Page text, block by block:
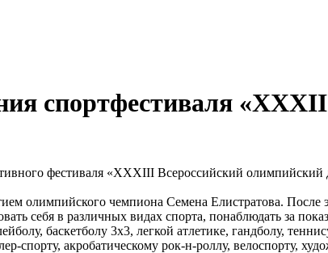
спортфестиваля
фестиваля «XXXIII Всероссийский олимпийский
олимпийского чемпиона Семена Елистратова.
себя в различных видах спорта, понаблюдать за
баскетболу 3х3, легкой атлетике, гандболу,
спорту, акробатическому рок-н-роллу, велоспорту,